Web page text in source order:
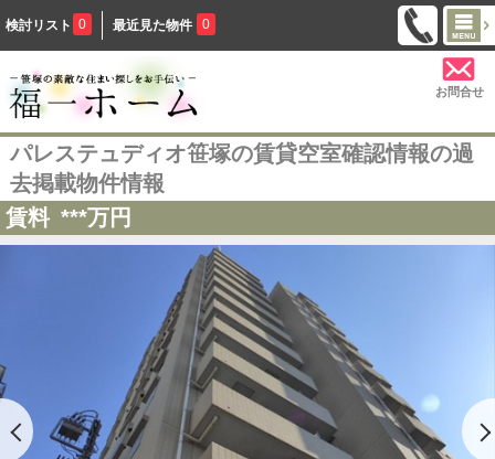
検討リスト 0 最近見た物件 0
お問合せ
パレステュディオ笹塚の賃貸空室確認情報の過
去掲載物件情報
賃料 ***万円